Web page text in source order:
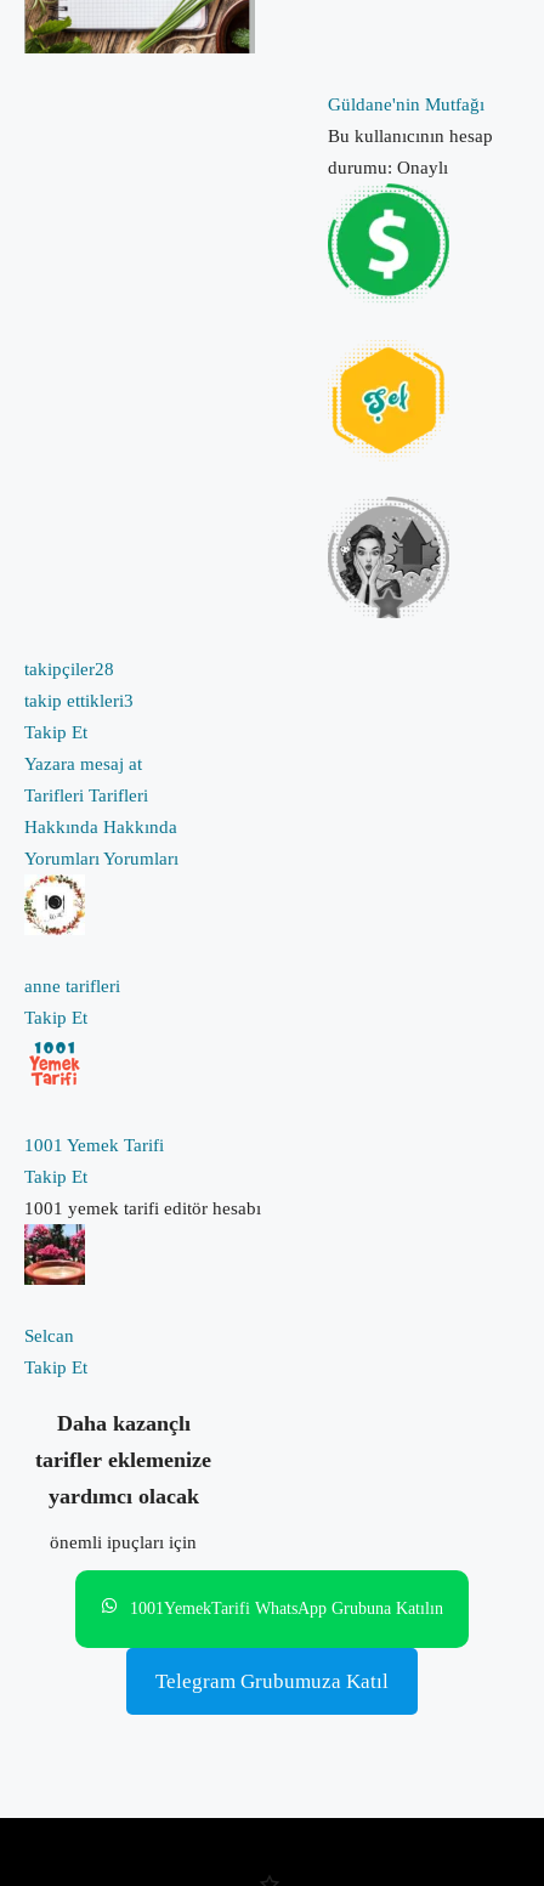
Güldane'nin Mutfağı
Bu kullanıcının hesap
durumu: Onaylı
takipçiler28
takip ettikleri3
Takip Et
Yazara mesaj at
Tarifleri Tarifleri
Hakkında Hakkında
YorumlarıYorumları
anne tarifleri
Takip Et
1001 Yemek Tarifi
Takip Et
1001 yemek tarifi editör hesabı
Selcan
Takip Et
Daha kazançlı
tarifler eklemenize
yardımcı olacak
önemli ipuçları için
1001YemekTarifi WhatsApp Grubuna Katılın
Telegram Grubumuza Katıl